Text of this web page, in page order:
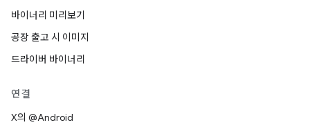
바이너리 미리보기
공장 출고 시 이미지
드라이버 바이너리
연결
X의 @Android